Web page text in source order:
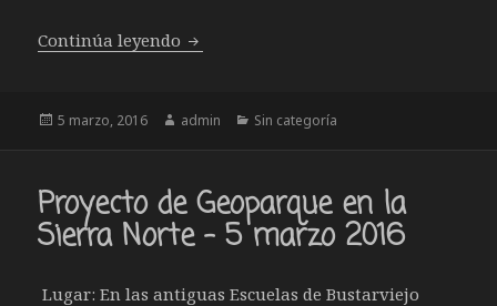
Continúa leyendo Paseo entre Orusco a Carabaña –
Publicado
5 marzo, 2016 Autor
admin Categorías
Sin categoría
Proyecto de Geoparque en la
Sierra Norte – 5 marzo 2016
Lugar: En las antiguas Escuelas de Bustarviejo